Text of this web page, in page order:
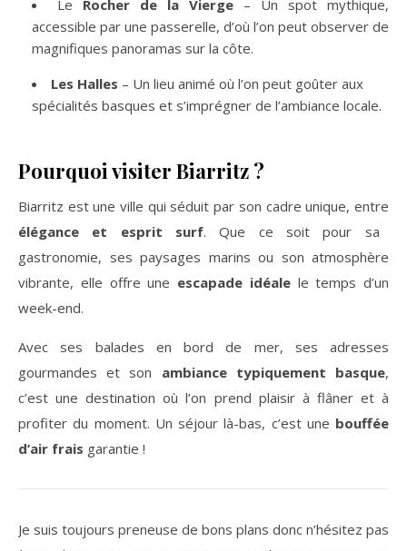
Le Rocher de la Vierge – Un spot mythique,
accessible par une passerelle, d’où l’on peut observer de
magnifiques panoramas sur la côte.
Les Halles – Un lieu animé où l’on peut goûter aux
spécialités basques et s’imprégner de l’ambiance locale.
Pourquoi visiter Biarritz ?
Biarritz est une ville qui séduit par son cadre unique, entre
élégance et esprit surf. Que ce soit pour sa
gastronomie, ses paysages marins ou son atmosphère
vibrante, elle offre une escapade idéalele temps d’un
week-end.
Avec ses balades en bord de mer, ses adresses
gourmandes et son ambiance typiquement basque,
c’est une destination où l’on prend plaisir à flâner et à
profiter du moment. Un séjour là-bas, c’est une bouffée
d’air frais garantie !
Je suis toujours preneuse de bons plans donc n’hésitez pas